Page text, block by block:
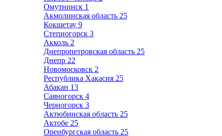
Омутнинск 1
Акмолинская область 25
Кокшетау 9
Степногорск 3
Акколь 2
Днепропетровская область 25
Днепр 22
Новомосковск 2
Республика Хакасия 25
Абакан 13
Саяногорск 4
Черногорск 3
Актюбинская область 25
Актобе 25
Оренбургская область 25